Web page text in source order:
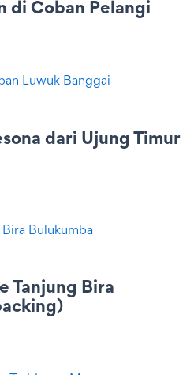
di Coban Pelangi
dari Ujung Timur
Tanjung Bira